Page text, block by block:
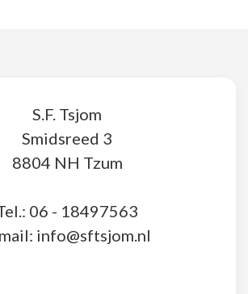
S.F. Tsjom
Smidsreed 3
8804 NH Tzum
06 - 18497563
info@sftsjom.nl